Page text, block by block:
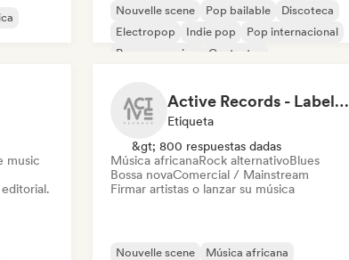
Nouvelle scene Pop bailable
Discoteca
Electropop
Indie pop
Pop internacional
Pop progresivo
Cantautor
music
Active Records - Label services & distribution
Etiqueta
&gt; 800 respuestas dadas
Música africanaRock alternativoBlues
Bossa novaComercial / Mainstream
Firmar artistas o lanzar su música
Nouvelle scene
Música africana